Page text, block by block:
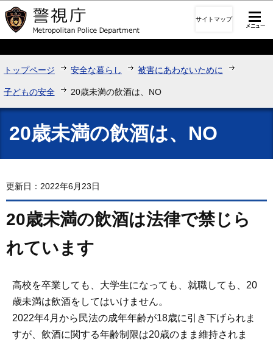
このページの本文へ移動
サイトマップ
トップページ 安全な暮らし 被害にあわないために
子どもの安全 20歳未満の飲酒は、NO
20歳未満の飲酒は、NO
更新日：2022年6月23日
20歳未満の飲酒は法律で禁じら
れています
高校を卒業しても、大学生になっても、就職しても、20
歳未満は飲酒をしてはいけません。
2022年4月から民法の成年年齢が18歳に引き下げられま
すが、飲酒に関する年齢制限は20歳のまま維持されま